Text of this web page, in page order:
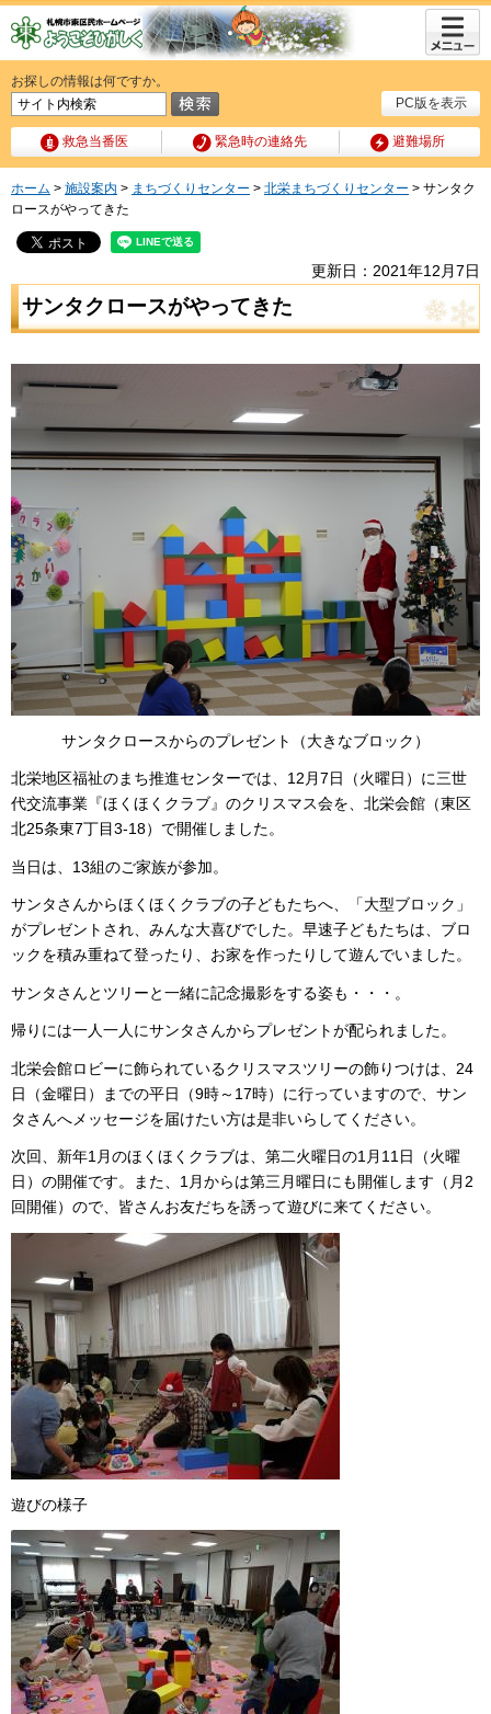
PC版を表示
お探しの情報は何ですか。
救急当番医 緊急時の連絡先 避難場所
メニュ
ー
ホーム > 施設案内 > まちづくりセンター > 北栄まちづくりセンター > サンタク
ロースがやってきた
更新日：2021年12月7日
サンタクロースがやってきた
サンタクロースからのプレゼント（大きなブロック）
北栄地区福祉のまち推進センターでは、12月7日（火曜日）に三世
代交流事業『ほくほくクラブ』のクリスマス会を、北栄会館（東区
北25条東7丁目3-18）で開催しました。
当日は、13組のご家族が参加。
サンタさんからほくほくクラブの子どもたちへ、「大型ブロック」
がプレゼントされ、みんな大喜びでした。早速子どもたちは、ブロ
ックを積み重ねて登ったり、お家を作ったりして遊んでいました。
サンタさんとツリーと一緒に記念撮影をする姿も・・・。
帰りには一人一人にサンタさんからプレゼントが配られました。
北栄会館ロビーに飾られているクリスマスツリーの飾りつけは、24
日（金曜日）までの平日（9時～17時）に行っていますので、サン
タさんへメッセージを届けたい方は是非いらしてください。
次回、新年1月のほくほくクラブは、第二火曜日の1月11日（火曜
日）の開催です。また、1月からは第三月曜日にも開催します（月2
回開催）ので、皆さんお友だちを誘って遊びに来てください。
遊びの様子